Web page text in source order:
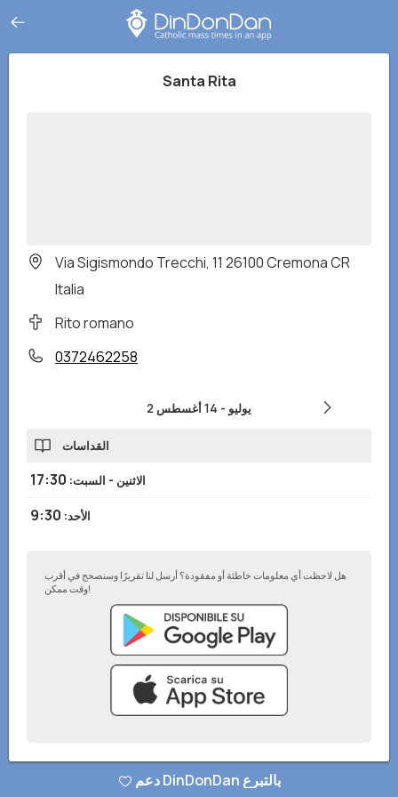
Santa Rita
Via Sigismondo Trecchi, 11 26100 Cremona CR
Italia
Rito romano
0372462258
2 يوليو - 14 أغسطس
القداسات
الاثنين - السبت:
17:30
الأحد:
9:30
هل لاحظت أي معلومات خاطئة أو مفقودة؟ أرسل لنا تقريرًا وسنصحح في أقرب
وقت ممكن!
© تطبيق DinDonDan 2026– سياسة الخصوصية–أضف إلى موقعك الإلكتروني
دعم DinDonDan بالتبرع